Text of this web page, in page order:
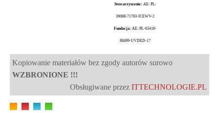
Stowarzyszenie: AE: PL-
39088-71763-ICEWV-2
Fundacja: AE: PL-63418-
88499-UVDED-17
Kopiowanie materiałów bez zgody autorów surowo
WZBRONIONE !!!
Obsługiwane przez ITTECHNOLOGIE.PL